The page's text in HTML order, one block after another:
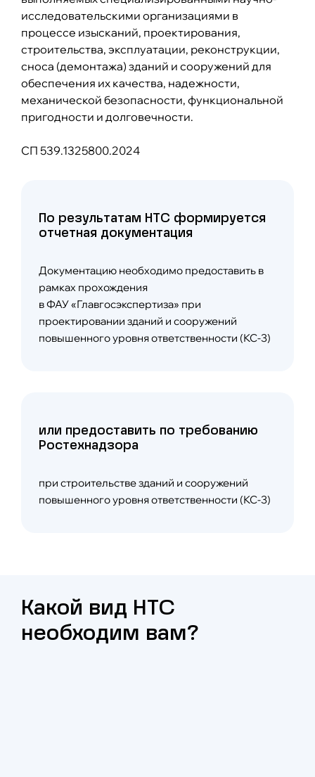
исследовательскими организациями в
процессе изысканий, проектирования,
строительства, эксплуатации, реконструкции,
сноса (демонтажа) зданий и сооружений для
обеспечения их качества, надежности,
механической безопасности, функциональной
пригодности и долговечности.
СП 539.1325800.2024
По результатам НТС формируется
отчетная документация
Документацию необходимо предоставить в
рамках прохождения
в ФАУ «Главгосэкспертиза» при
проектировании зданий и сооружений
повышенного уровня ответственности (КС-3)
или предоставить по требованию
Ростехнадзора
при строительстве зданий и сооружений
повышенного уровня ответственности (КС-3)
Какой вид НТС
необходим вам?